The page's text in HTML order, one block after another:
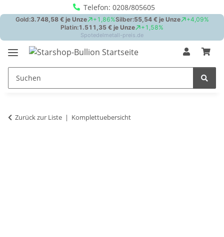
Telefon: 0208/805605
Zurück zur Liste Komplettuebersicht